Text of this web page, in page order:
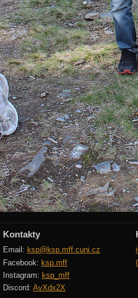
Kontakty
Email: ksp@ksp.mff.cuni.cz
Facebook: ksp.mff
Instagram: ksp_mff
Discord: AvXdx2X